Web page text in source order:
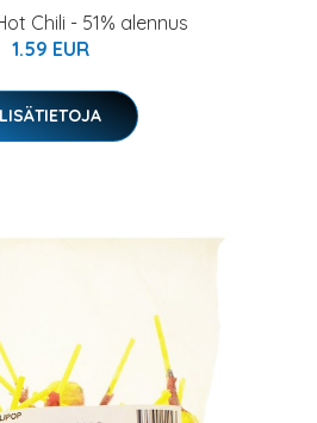
Chili - 51% alennus
1.59 EUR
LISÄTIETOJA